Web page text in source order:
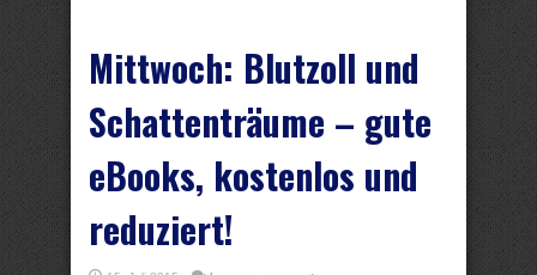
Mittwoch: Blutzoll und
Schattenträume – gute
eBooks, kostenlos und
reduziert!